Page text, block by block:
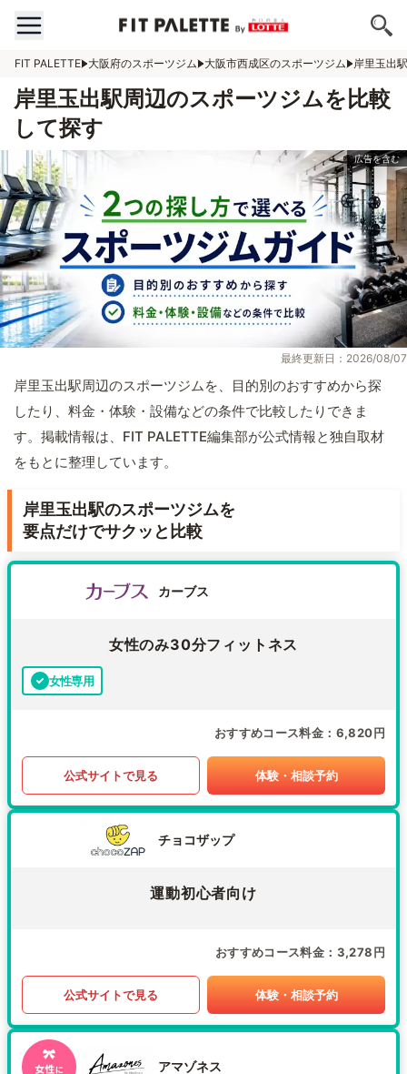
FIT PALETTE 大阪府のスポーツジム 大阪市西成区のスポーツジム 岸里玉出
岸里玉出駅周辺のスポーツジムを比較
して探す
最終更新日：2026/08/07
岸里玉出駅周辺のスポーツジムを、目的別のおすすめから探
したり、料金・体験・設備などの条件で比較したりできま
す。掲載情報は、FIT PALETTE編集部が公式情報と独自取材
をもとに整理しています。
岸里玉出駅のスポーツジムを
要点だけでサクッと比較
カーブス
女性のみ30分フィットネス
女性専用
おすすめコース料金 6,820円
公式サイトで見る 体験・相談予約
チョコザップ
運動初心者向け
おすすめコース料金 3,278円
公式サイトで見る 体験・相談予約
アマゾネス